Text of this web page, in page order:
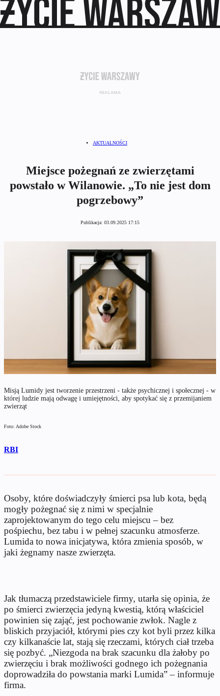
AKTUALNOŚCI
Miejsce pożegnań ze zwierzętami
powstało w Wilanowie. „To nie jest dom
pogrzebowy”
Publikacja: 03.09.2025 17:15
Misją Lumidy jest tworzenie przestrzeni - także psychicznej i społecznej - w
której ludzie mają odwagę i umiejętności, aby spotykać się z przemijaniem
zwierząt
Foto: Adobe Stock
RBI
Osoby, które doświadczyły śmierci psa lub kota, będą
mogły pożegnać się z nimi w specjalnie
zaprojektowanym do tego celu miejscu – bez
pośpiechu, bez tabu i w pełnej szacunku atmosferze.
Lumida to nowa inicjatywa, która zmienia sposób, w
jaki żegnamy nasze zwierzęta.
Jak tłumaczą przedstawiciele firmy, utarła się opinia, że
po śmierci zwierzęcia jedyną kwestią, którą właściciel
powinien się zająć, jest pochowanie zwłok. Nagle z
bliskich przyjaciół, którymi pies czy kot byli przez kilka
czy kilkanaście lat, stają się rzeczami, których ciał trzeba
się pozbyć. „Niezgoda na brak szacunku dla żałoby po
zwierzęciu i brak możliwości godnego ich pożegnania
doprowadziła do powstania marki Lumida” – informuje
firma.